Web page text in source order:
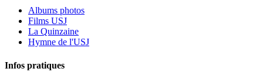
Albums photos
Films USJ
La Quinzaine
Hymne de l'USJ
Infos pratiques